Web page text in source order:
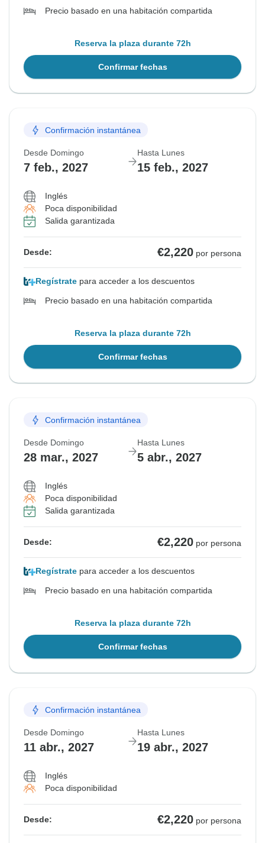
Precio basado en una habitación compartida
Reserva la plaza durante 72h
Confirmar fechas
Confirmación instantánea
Desde Domingo
7 feb., 2027
Hasta Lunes
15 feb., 2027
Inglés
Poca disponibilidad
Salida garantizada
Desde: €2,220 por persona
Regístrate para acceder a los descuentos
Precio basado en una habitación compartida
Reserva la plaza durante 72h
Confirmar fechas
Confirmación instantánea
Desde Domingo
28 mar., 2027
Hasta Lunes
5 abr., 2027
Inglés
Poca disponibilidad
Salida garantizada
Desde: €2,220 por persona
Regístrate para acceder a los descuentos
Precio basado en una habitación compartida
Reserva la plaza durante 72h
Confirmar fechas
Confirmación instantánea
Desde Domingo
11 abr., 2027
Hasta Lunes
19 abr., 2027
Inglés
Poca disponibilidad
Desde: €2,220 por persona